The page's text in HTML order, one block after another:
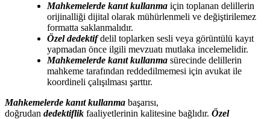
Mahkemelerde kanıt kullanma için toplanan delillerin
orijinalliği dijital olarak mühürlenmeli ve değiştirilemez
formatta saklanmalıdır.
Özel dedektifdelil toplarken sesli veya görüntülü kayıt
yapmadan önce ilgili mevzuatı mutlaka incelemelidir.
Mahkemelerde kanıt kullanma sürecinde delillerin
mahkeme tarafından reddedilmemesi için avukat ile
koordineli çalışılması şarttır.
Mahkemelerde kanıt kullanma başarısı,
doğrudan dedektiflik faaliyetlerinin kalitesine bağlıdır. Özel